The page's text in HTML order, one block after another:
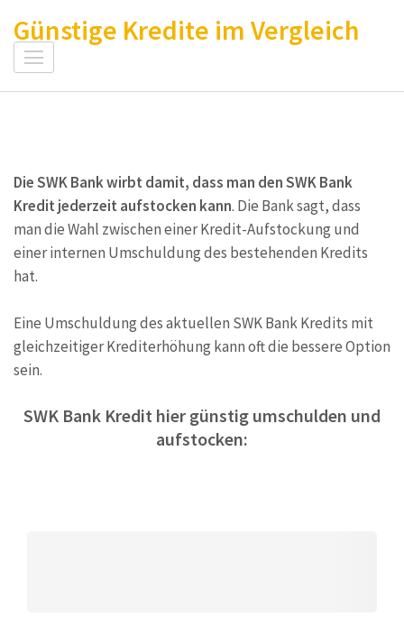
Inhalt
springen
Günstige Kredite im Vergleich
Die SWK Bank wirbt damit, dass man den SWK Bank
Kredit jederzeit aufstocken kann. Die Bank sagt, dass
man die Wahl zwischen einer Kredit-Aufstockung und
einer internen Umschuldung des bestehenden Kredits
hat.
Eine Umschuldung des aktuellen SWK Bank Kredits mit
gleichzeitiger Krediterhöhung kann oft die bessere Option
sein.
SWK Bank Kredit hier günstig umschulden und
aufstocken: